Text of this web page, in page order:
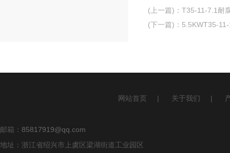
(上一篇) ： T35-11-7.1耐
(下一篇) ： 5.5KWT35-
网站首页 | 关于我们 |
邮箱： 85817919@qq.com
地址：浙江省绍兴市上虞区梁湖街道工业园区